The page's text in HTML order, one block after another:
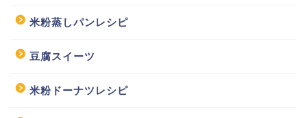
米粉蒸しパンレシピ
豆腐スイーツ
米粉ドーナツレシピ